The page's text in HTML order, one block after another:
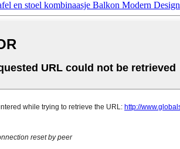
en stoel kombinaasje Balkon Modern Design